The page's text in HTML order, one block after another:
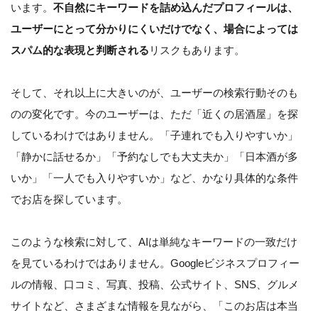
います。 不自然にキーワードを詰め込んだプロフィールは、
ユーザーにとって分かりにくいだけでなく、場合によっては
スパム的な表現と判断される リスクもあります。
そして、それ以上に大きいのが、ユーザーの検索行動そのも
のの変化です。今のユーザーは、ただ「近くの居酒屋」を探
しているわけではありません。「子連れでも入りやすいか」
「静かに話せるか」「予約なしでも大丈夫か」「日本酒が多
いか」「一人でも入りやすいか」など、かなり具体的な条件
でお店を探しています。
このような検索に対して、AIは単純なキーワードの一致だけ
を見ているわけではありません。Googleビジネスプロフィー
ルの情報、口コミ、写真、投稿、公式サイト、SNS、グルメ
サイトなど、さまざまな情報を見ながら、「このお店は本当